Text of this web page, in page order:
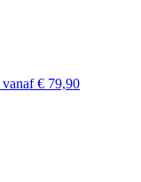
vanaf € 79,90